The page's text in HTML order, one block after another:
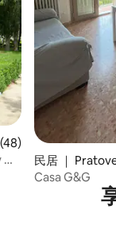
4.94 分（满分 5
民居 ｜
Casa G&G